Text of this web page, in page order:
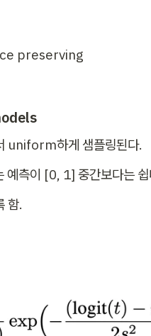
preserving
uniform하게 샘플링된다.
예측이 [0, 1] 중간보다는
함.